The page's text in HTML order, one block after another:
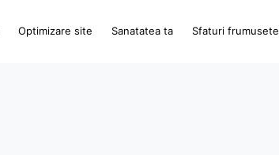
Optimizare site Sanatatea ta Sfaturi frumusete